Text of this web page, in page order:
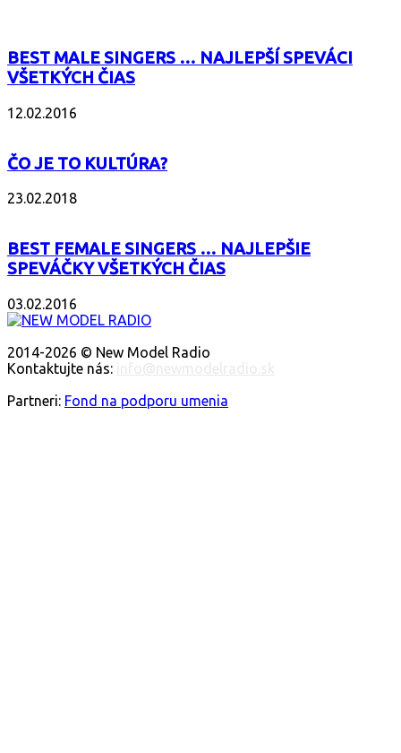
BEST MALE SINGERS … NAJLEPŠÍ SPEVÁCI
VŠETKÝCH ČIAS
12.02.2016
ČO JE TO KULTÚRA?
23.02.2018
BEST FEMALE SINGERS … NAJLEPŠIE
SPEVÁČKY VŠETKÝCH ČIAS
03.02.2016
2014-2026 © New Model Radio
Kontaktujte nás:
Partneri: Fond na podporu umenia